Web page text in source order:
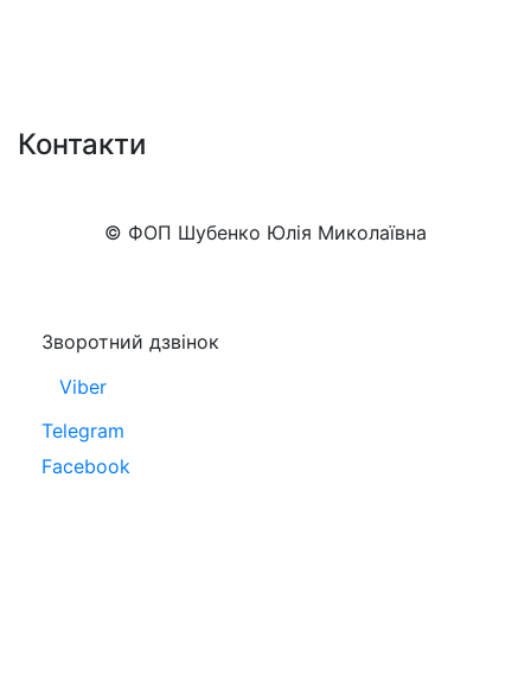
Контакти
© ФОП Шубенко Юлія Миколаївна
Зворотний дзвінок
Viber
Telegram
Facebook